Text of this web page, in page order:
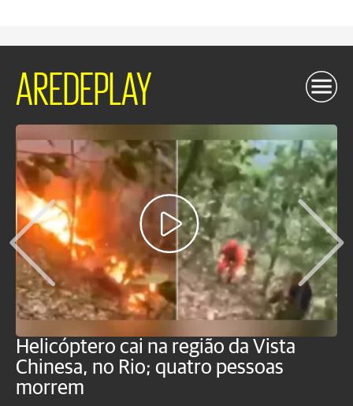
AREDEPLAY
Helicóptero cai na região da Vista
Chinesa, no Rio; quatro pessoas
morrem